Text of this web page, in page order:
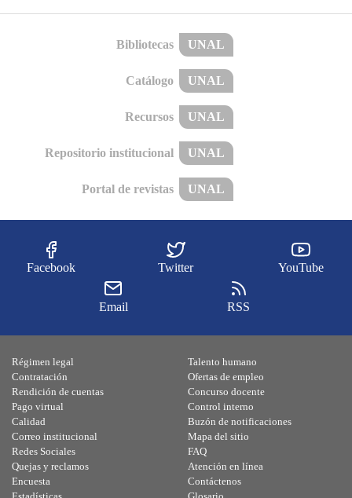
Bibliotecas UNAL
Catálogo UNAL
Recursos UNAL
Repositorio institucional UNAL
Portal de revistas UNAL
Facebook Twitter YouTube
Email RSS
Régimen legal
Contratación
Rendición de cuentas
Pago virtual
Calidad
Talento humano
Ofertas de empleo
Concurso docente
Control interno
Buzón de notificaciones
Correo institucional
Redes Sociales
Quejas y reclamos
Encuesta
Mapa del sitio
FAQ
Atención en línea
Contáctenos